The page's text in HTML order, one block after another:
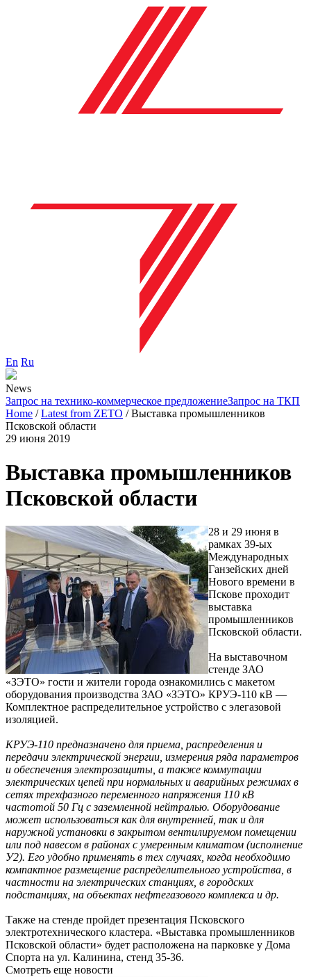
En Ru
News
Запрос на технико-коммерческое предложениеЗапрос на ТКП
Home /Latest from ZETO /Выставка промышленников
Псковской области
29 июня 2019
Выставка промышленников
Псковской области
28 и 29 июня в
рамках 39-ых
Международных
Ганзейских дней
Нового времени в
Пскове проходит
выставка
промышленников
Псковской области.
На выставочном
стенде ЗАО
«ЗЭТО» гости и жители города ознакомились с макетом
оборудования производства ЗАО «ЗЭТО» КРУЭ-110 кВ —
Комплектное распределительное устройство с элегазовой
изоляцией.
КРУЭ-110 предназначено для приема, распределения и
передачи электрической энергии, измерения ряда параметров
и обеспечения электрозащиты, а также коммутации
электрических цепей при нормальных и аварийных режимах в
сетях трехфазного переменного напряжения 110 кВ
частотой 50 Гц с заземленной нейтралью. Оборудование
может использоваться как для внутренней, так и для
наружной установки в закрытом вентилируемом помещении
или под навесом в районах с умеренным климатом (исполнение
У2). Его удобно применять в тех случаях, когда необходимо
компактное размещение распределительного устройства, в
частности на электрических станциях, в городских
подстанциях, на объектах нефтегазового комплекса и др.
Также на стенде пройдет презентация Псковского
электротехнического кластера. «Выставка промышленников
Псковской области» будет расположена на парковке у Дома
Спорта на ул. Калинина, стенд 35-36.
Смотреть еще новости